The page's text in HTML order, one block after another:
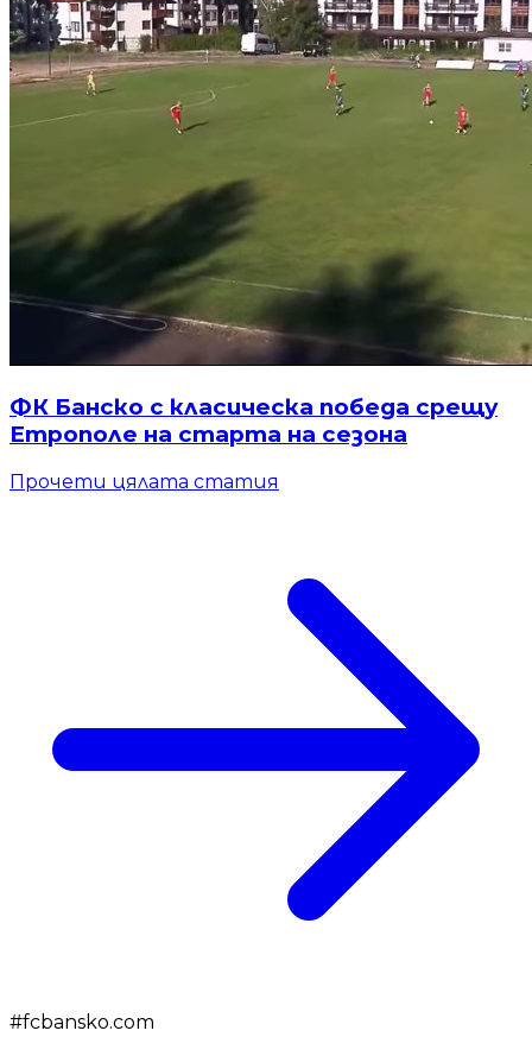
ФК Банско с класическа победа срещу
Етрополе на старта на сезона
Прочети цялата статия
#fcbansko.com